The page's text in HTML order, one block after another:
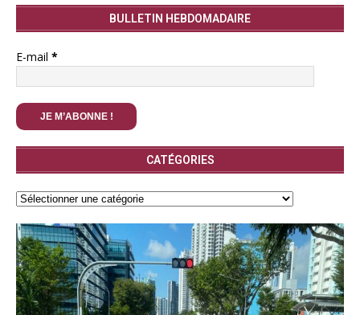
BULLETIN HEBDOMADAIRE
E-mail *
CATÉGORIES